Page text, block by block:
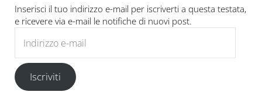
Inserisci il tuo indirizzo e-mail per iscriverti a questa testata,
e ricevere via e-mail le notifiche di nuovi post.
Iscriviti